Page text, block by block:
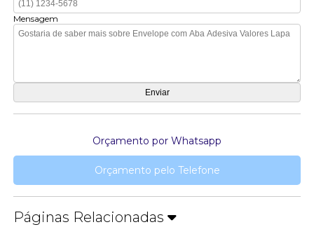
Mensagem
Orçamento por Whatsapp
Orçamento pelo Telefone
Páginas Relacionadas